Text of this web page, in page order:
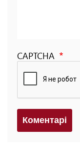
CAPTCHA
Коментарi